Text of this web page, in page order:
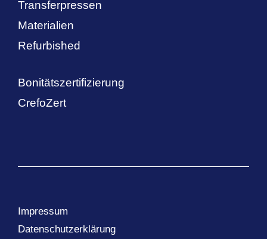
Transferpressen
Materialien
Refurbished
Bonitätszertifizierung
CrefoZert
Impressum
Datenschutzerklärung